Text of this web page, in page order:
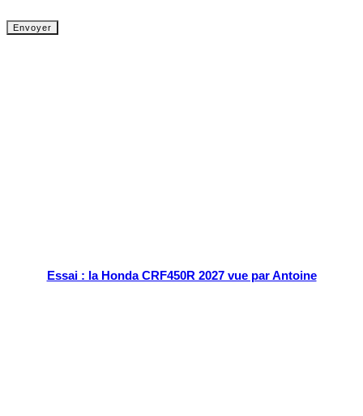
Essai : la Honda CRF450R 2027 vue par Antoine